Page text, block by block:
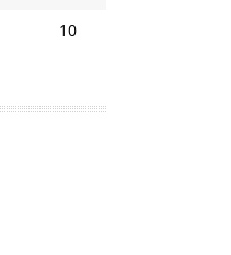
10